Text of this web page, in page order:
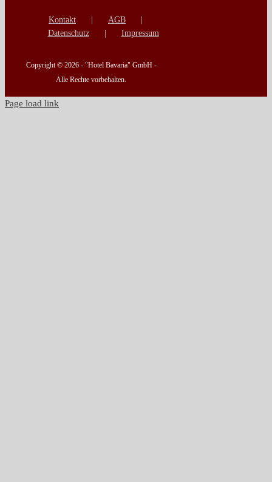
Kontakt
AGB
Datenschutz
Impressum
Copyright © 2026 - "Hotel Bavaria" GmbH -
Alle Rechte vorbehalten.
Page load link